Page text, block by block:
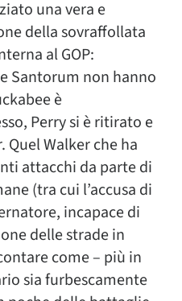
una vera e
della sovraffollata
al GOP:
Santorum non hanno
è
Perry si è ritirato e
Quel Walker che ha
attacchi da parte di
(tra cui l’accusa di
incapace di
delle strade in
come – più in
sia furbescamente